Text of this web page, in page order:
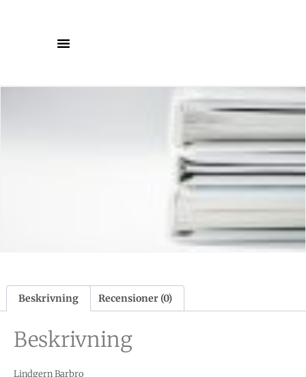
Beskrivning Recensioner (0)
Beskrivning
Lindgern Barbro